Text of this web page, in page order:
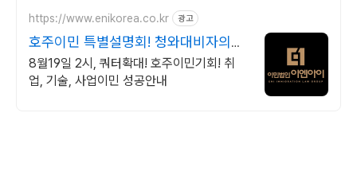
https://www.enikorea.co.kr 광고
호주이민 특별설명회! 청와대비자의뢰
공신력
8월19일 2시, 쿼터확대! 호주이민기회! 취
업, 기술, 사업이민 성공안내